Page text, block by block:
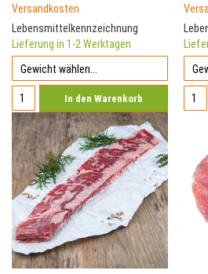
Versandkosten
Lebensmittelkennzeichnung
Lieferung in 1-2 Werktagen
In den Warenkorb